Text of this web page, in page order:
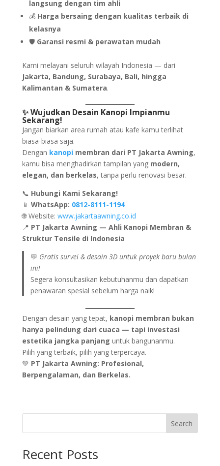
langsung dengan tim ahli
💰 Harga bersaing dengan kualitas terbaik di
kelasnya
🛡️ Garansi resmi & perawatan mudah
Kami melayani seluruh wilayah Indonesia — dari
Jakarta, Bandung, Surabaya, Bali, hingga
Kalimantan & Sumatera.
✨ Wujudkan Desain Kanopi Impianmu
Sekarang!
Jangan biarkan area rumah atau kafe kamu terlihat
biasa-biasa saja.
Dengan kanopimembran dari PT Jakarta Awning,
kamu bisa menghadirkan tampilan yang modern,
elegan, dan berkelas, tanpa perlu renovasi besar.
📞 Hubungi Kami Sekarang!
📱 WhatsApp: 0812-8111-1194
🌐 Website: www.jakartaawning.co.id
📍 PT Jakarta Awning — Ahli Kanopi Membran &
Struktur Tensile di Indonesia
💬 Gratis survei & desain 3D untuk proyek baru bulan
ini!
Segera konsultasikan kebutuhanmu dan dapatkan
penawaran spesial sebelum harga naik!
Dengan desain yang tepat, kanopi membran bukan
hanya pelindung dari cuaca — tapi investasi
estetika jangka panjang untuk bangunanmu.
Pilih yang terbaik, pilih yang terpercaya.
💚 PT Jakarta Awning: Profesional,
Berpengalaman, dan Berkelas.
Search
Recent Posts